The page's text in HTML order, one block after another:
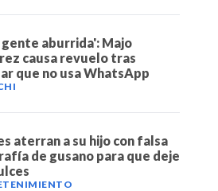
gente aburrida': Majo
causa revuelo tras
que no usa WhatsApp
aterran a su hijo con falsa
de gusano para que deje